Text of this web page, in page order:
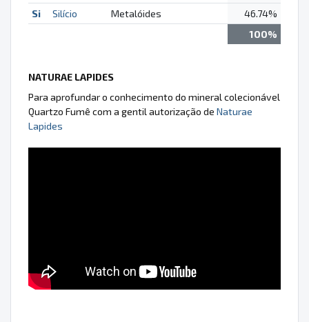
Si
Silício Metalóides
46.74%
100%
NATURAE LAPIDES
Para aprofundar o conhecimento do mineral colecionável
Quartzo Fumê com a gentil autorização de Naturae
Lapides